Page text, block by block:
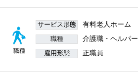
職種
サービス形態 有料老人ホーム
職種 介護職・ヘルパー
雇用形態 正職員